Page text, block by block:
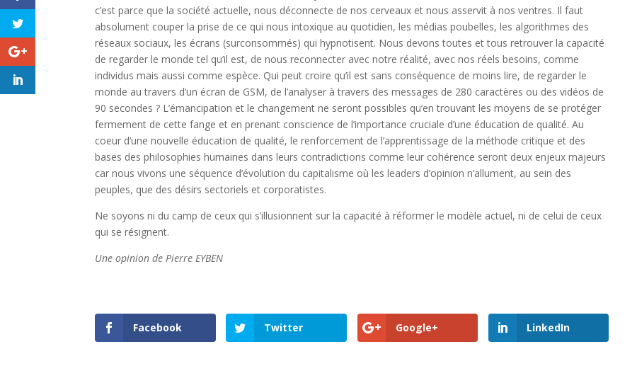
c’est parce que la société actuelle, nous déconnecte de nos cerveaux et nous asservit à nos ventres. Il faut
absolument couper la prise de ce qui nous intoxique au quotidien, les médias poubelles, les algorithmes des
réseaux sociaux, les écrans (surconsommés) qui hypnotisent. Nous devons toutes et tous retrouver la capacité
de regarder le monde tel qu’il est, de nous reconnecter avec notre réalité, avec nos réels besoins, comme
individus mais aussi comme espèce. Qui peut croire qu’il est sans conséquence de moins lire, de regarder le
monde au travers d’un écran de GSM, de l’analyser à travers des messages de 280 caractères ou des vidéos de
90 secondes ? L’émancipation et le changement ne seront possibles qu’en trouvant les moyens de se protéger
fermement de cette fange et en prenant conscience de l’importance cruciale d’une éducation de qualité. Au
coeur d’une nouvelle éducation de qualité, le renforcement de l’apprentissage de la méthode critique et des
bases des philosophies humaines dans leurs contradictions comme leur cohérence seront deux enjeux majeurs
car nous vivons une séquence d’évolution du capitalisme où les leaders d’opinion n’allument, au sein des
peuples, que des désirs sectoriels et corporatistes.
Ne soyons ni du camp de ceux qui s’illusionnent sur la capacité à réformer le modèle actuel, ni de celui de ceux
qui se résignent.
Une opinion de Pierre EYBEN
Facebook Twitter Google+ LinkedIn